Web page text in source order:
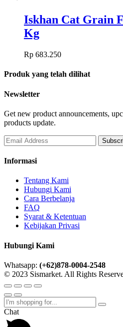
Iskhan Cat Grain
Kg
Rp 683.250
Produk yang telah dilihat
Newsletter
Get new product announcements,
products update.
Informasi
Tentang Kami
Hubungi Kami
Cara Berbelanja
FAQ
Syarat & Ketentuan
Kebijakan Privasi
Hubungi Kami
Whatsapp: (+62)878-0004-2548
© 2023 Sismarket. All Rights
Chat